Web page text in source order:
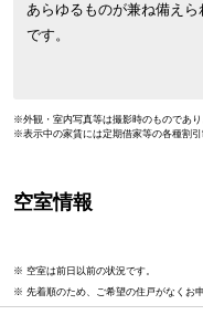
あらゆるものが兼ね備え
です。
※外観・室内写真等は撮影時のものであ
※表示中の家賃には定期借家等の各種割
空室情報
※ 空室は前日以前の状況です。
※ 先着順のため、ご希望の住戸がなくお